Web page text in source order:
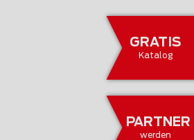
GRATIS
Katalog
PARTNER
werden